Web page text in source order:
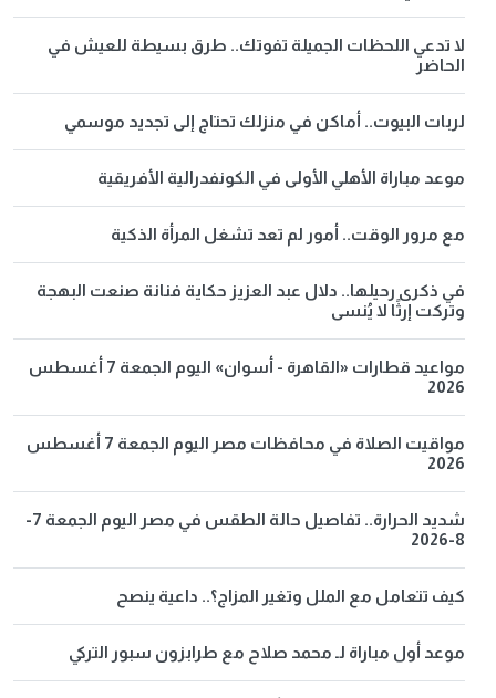
لا تدعي اللحظات الجميلة تفوتك.. طرق بسيطة للعيش في
الحاضر
لربات البيوت.. أماكن في منزلك تحتاج إلى تجديد موسمي
موعد مباراة الأهلي الأولى في الكونفدرالية الأفريقية
مع مرور الوقت.. أمور لم تعد تشغل المرأة الذكية
في ذكرى رحيلها.. دلال عبد العزيز حكاية فنانة صنعت البهجة
وتركت إرثًا لا يُنسى
مواعيد قطارات «القاهرة - أسوان» اليوم الجمعة 7 أغسطس
2026
مواقيت الصلاة في محافظات مصر اليوم الجمعة 7 أغسطس
2026
شديد الحرارة.. تفاصيل حالة الطقس في مصر اليوم الجمعة 7-
8-2026
كيف تتعامل مع الملل وتغير المزاج؟.. داعية ينصح
موعد أول مباراة لـ محمد صلاح مع طرابزون سبور التركي